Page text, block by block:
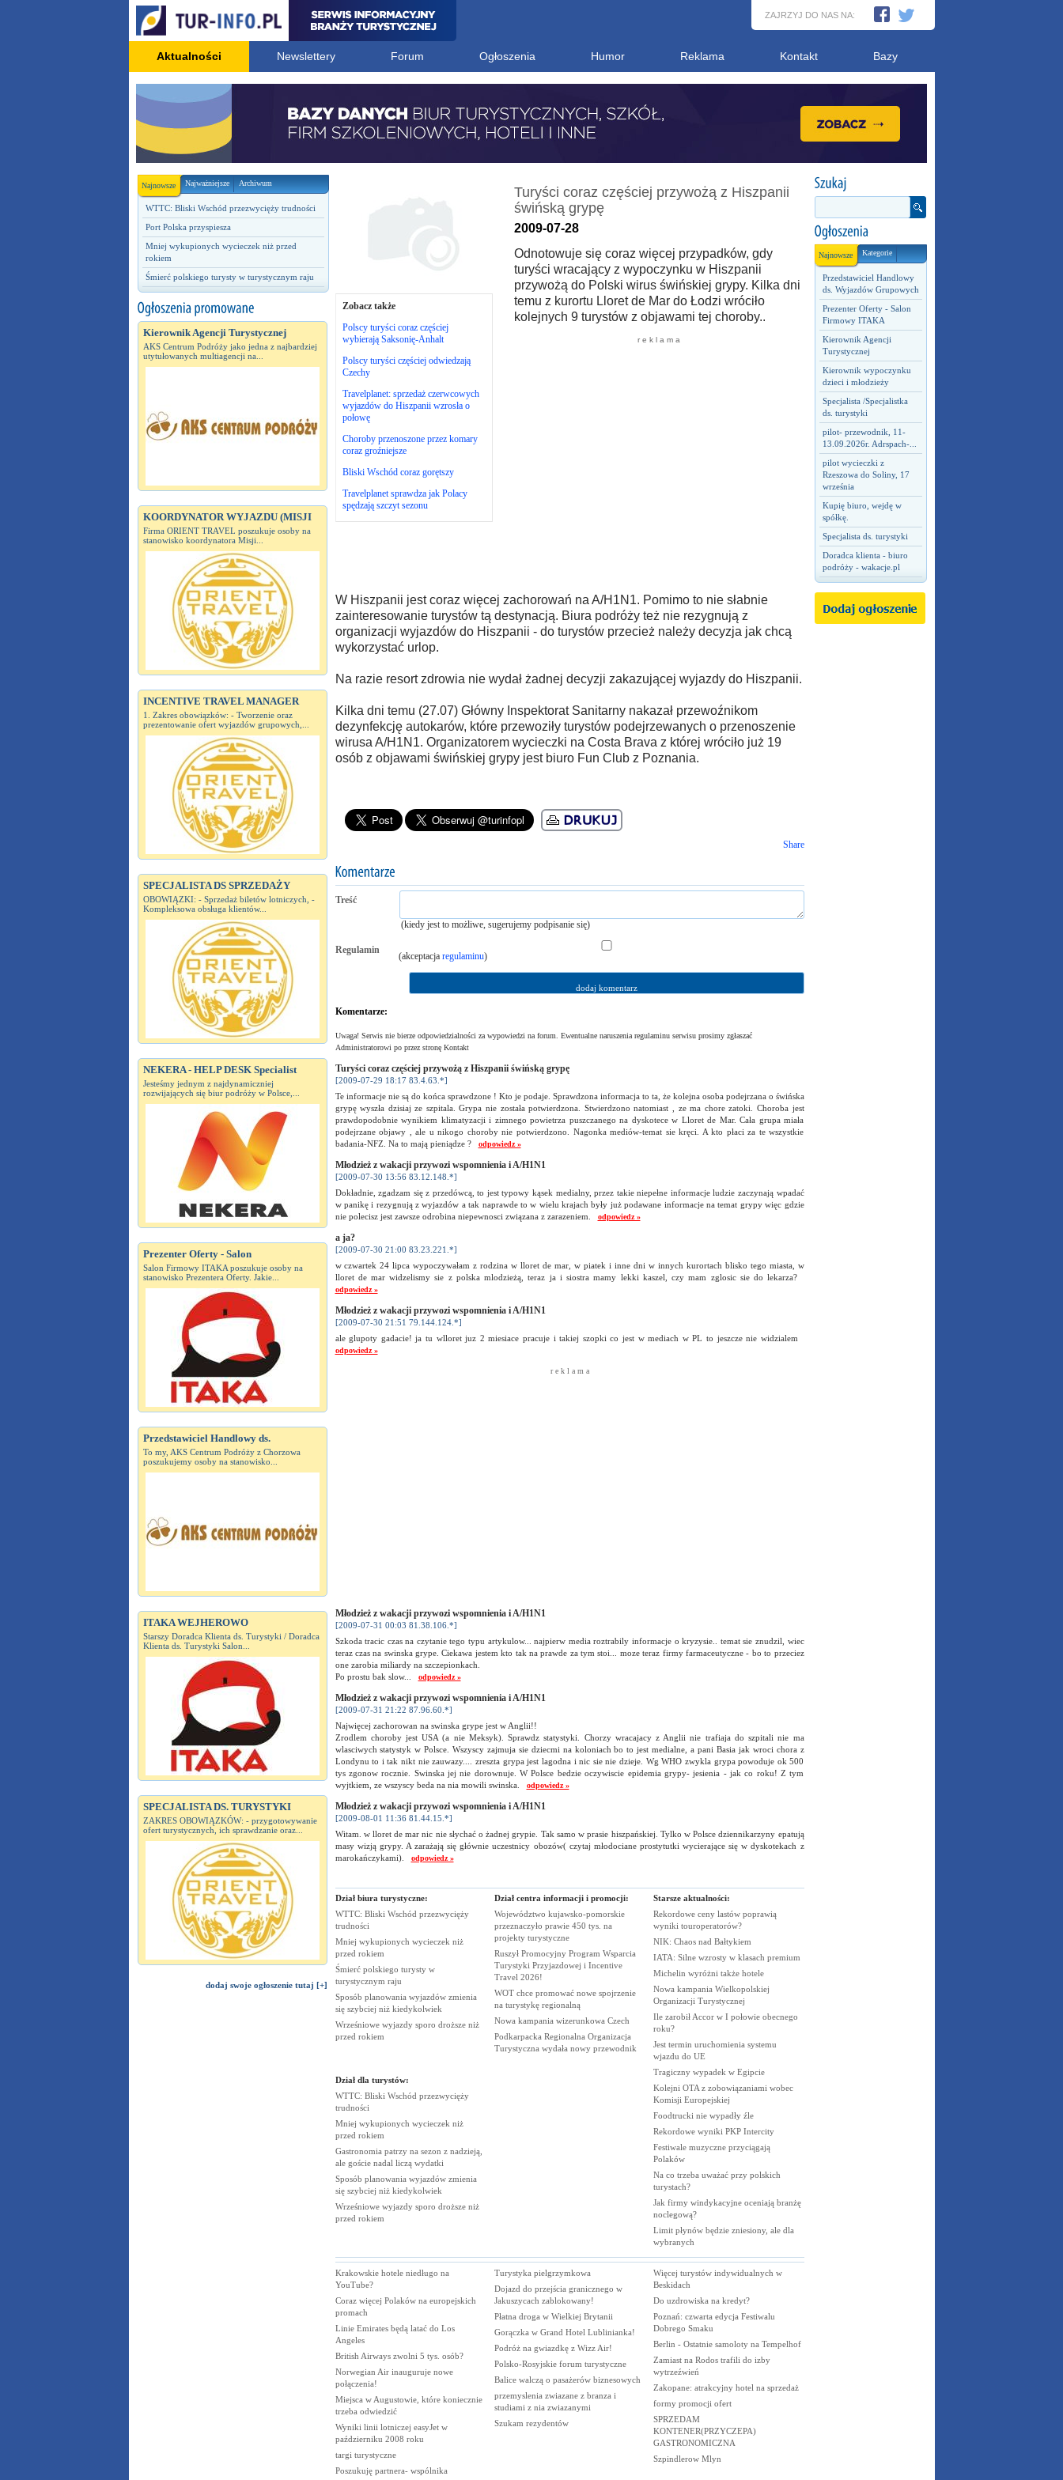
ZAJRZYJ DO NAS NA:
Aktualności Newslettery Forum Ogłoszenia Humor Reklama Kontakt Bazy
Najnowsze Najważniejsze Archiwum
WTTC: Bliski Wschód przezwycięży trudności
Port Polska przyspiesza
Mniej wykupionych wycieczek niż przed
rokiem
Śmierć polskiego turysty w turystycznym raju
Kierownik Agencji Turystycznej
AKS Centrum Podróży jako jedna z najbardziej
utytułowanych multiagencji na...
KOORDYNATOR WYJAZDU (MISJI
Firma ORIENT TRAVEL poszukuje osoby na
stanowisko koordynatora Misji...
INCENTIVE TRAVEL MANAGER
1. Zakres obowiązków: - Tworzenie oraz
prezentowanie ofert wyjazdów grupowych,...
SPECJALISTA DS SPRZEDAŻY
OBOWIĄZKI: - Sprzedaż biletów lotniczych, -
Kompleksowa obsługa klientów...
NEKERA - HELP DESK Specialist
Jesteśmy jednym z najdynamiczniej
rozwijających się biur podróży w Polsce,...
Prezenter Oferty - Salon
Salon Firmowy ITAKA poszukuje osoby na
stanowisko Prezentera Oferty. Jakie...
Przedstawiciel Handlowy ds.
To my, AKS Centrum Podróży z Chorzowa
poszukujemy osoby na stanowisko...
ITAKA WEJHEROWO
Starszy Doradca Klienta ds. Turystyki / Doradca
Klienta ds. Turystyki Salon...
SPECJALISTA DS. TURYSTYKI
ZAKRES OBOWIĄZKÓW: - przygotowywanie
ofert turystycznych, ich sprawdzanie oraz...
dodaj swoje ogłoszenie tutaj [+]
Najnowsze Kategorie
Przedstawiciel Handlowy
ds. Wyjazdów Grupowych
Prezenter Oferty - Salon
Firmowy ITAKA
Kierownik Agencji
Turystycznej
Kierownik wypoczynku
dzieci i młodzieży
Specjalista /Specjalistka
ds. turystyki
pilot- przewodnik, 11-
13.09.2026r. Adrspach-...
pilot wycieczki z
Rzeszowa do Soliny, 17
września
Kupię biuro, wejdę w
spółkę.
Specjalista ds. turystyki
Doradca klienta - biuro
podróży - wakacje.pl
Zobacz także
Polscy turyści coraz częściej
wybierają Saksonię-Anhalt
Polscy turyści częściej odwiedzają
Czechy
Travelplanet: sprzedaż czerwcowych
wyjazdów do Hiszpanii wzrosła o
połowę
Choroby przenoszone przez komary
coraz groźniejsze
Bliski Wschód coraz gorętszy
Travelplanet sprawdza jak Polacy
spędzają szczyt sezonu
Turyści coraz częściej przywożą z Hiszpanii
świńską grypę
2009-07-28
Odnotowuje się coraz więcej przypadków, gdy
turyści wracający z wypoczynku w Hiszpanii
przywożą do Polski wirus świńskiej grypy. Kilka dni
temu z kurortu Lloret de Mar do Łodzi wróciło
kolejnych 9 turystów z objawami tej choroby..
r e k l a m a
W Hiszpanii jest coraz więcej zachorowań na A/H1N1. Pomimo to nie słabnie
zainteresowanie turystów tą destynacją. Biura podróży też nie rezygnują z
organizacji wyjazdów do Hiszpanii - do turystów przecież należy decyzja jak chcą
wykorzystać urlop.
Na razie resort zdrowia nie wydał żadnej decyzji zakazującej wyjazdy do Hiszpanii.
Kilka dni temu (27.07) Główny Inspektorat Sanitarny nakazał przewoźnikom
dezynfekcję autokarów, które przewoziły turystów podejrzewanych o przenoszenie
wirusa A/H1N1. Organizatorem wycieczki na Costa Brava z której wróciło już 19
osób z objawami świńskiej grypy jest biuro Fun Club z Poznania.
Share
Treść
(kiedy jest to możliwe, sugerujemy podpisanie się)
Regulamin
(akceptacja regulaminu)
Komentarze:
Uwaga! Serwis nie bierze odpowiedzialności za wypowiedzi na forum. Ewentualne naruszenia regulaminu serwisu prosimy zgłaszać
Administratorowi po przez stronę Kontakt
Turyści coraz częściej przywożą z Hiszpanii świńską grypę
[2009-07-29 18:17 83.4.63.*]
Te informacje nie są do końca sprawdzone ! Kto je podaje. Sprawdzona informacja to ta, że kolejna osoba podejrzana o świńska
grypę wyszła dzisiaj ze szpitala. Grypa nie została potwierdzona. Stwierdzono natomiast , ze ma chore zatoki. Choroba jest
prawdopodobnie wynikiem klimatyzacji i zimnego powietrza puszczanego na dyskotece w Lloret de Mar. Cała grupa miała
podejrzane objawy , ale u nikogo choroby nie potwierdzono. Nagonka mediów-temat sie kręci. A kto płaci za te wszystkie
badania-NFZ. Na to mają pieniądze ? odpowiedz »
Młodzież z wakacji przywozi wspomnienia i A/H1N1
[2009-07-30 13:56 83.12.148.*]
Dokładnie, zgadzam się z przedówcą, to jest typowy kąsek medialny, przez takie niepełne informacje ludzie zaczynają wpadać
w panikę i rezygnują z wyjazdów a tak naprawde to w wielu krajach były już podawane informacje na temat grypy więc gdzie
nie polecisz jest zawsze odrobina niepewnosci związana z zarazeniem. odpowiedz »
a ja?
[2009-07-30 21:00 83.23.221.*]
w czwartek 24 lipca wypoczywałam z rodzina w lloret de mar, w piatek i inne dni w innych kurortach blisko tego miasta, w
lloret de mar widzelismy sie z polska mlodzieżą, teraz ja i siostra mamy lekki kaszel, czy mam zglosic sie do lekarza?
odpowiedz »
Młodzież z wakacji przywozi wspomnienia i A/H1N1
[2009-07-30 21:51 79.144.124.*]
ale glupoty gadacie! ja tu wlloret juz 2 miesiace pracuje i takiej szopki co jest w mediach w PL to jeszcze nie widzialem
odpowiedz »
r e k l a m a
Młodzież z wakacji przywozi wspomnienia i A/H1N1
[2009-07-31 00:03 81.38.106.*]
Szkoda tracic czas na czytanie tego typu artykulow... najpierw media roztrabily informacje o kryzysie.. temat sie znudzil, wiec
teraz czas na swinska grype. Ciekawa jestem kto tak na prawde za tym stoi... moze teraz firmy farmaceutyczne - bo to przeciez
one zarobia miliardy na szczepionkach.
Po prostu bak slow... odpowiedz »
Młodzież z wakacji przywozi wspomnienia i A/H1N1
[2009-07-31 21:22 87.96.60.*]
Najwięcej zachorowan na swinska grype jest w Anglii!!
Zrodlem choroby jest USA (a nie Meksyk). Sprawdz statystyki. Chorzy wracajacy z Anglii nie trafiaja do szpitali nie ma
wlasciwych statystyk w Polsce. Wszyscy zajmuja sie dziecmi na koloniach bo to jest medialne, a pani Basia jak wroci chora z
Londynu to i tak nikt nie zauwazy.... zreszta grypa jest lagodna i nic sie nie dzieje. Wg WHO zwykla grypa powoduje ok 500
tys zgonow rocznie. Swinska jej nie dorownuje. W Polsce bedzie oczywiscie epidemia grypy- jesienia - jak co roku! Z tym
wyjtkiem, ze wszyscy beda na nia mowili swinska. odpowiedz »
Młodzież z wakacji przywozi wspomnienia i A/H1N1
[2009-08-01 11:36 81.44.15.*]
Witam. w lloret de mar nic nie słychać o żadnej grypie. Tak samo w prasie hiszpańskiej. Tylko w Polsce dziennikarzyny epatują
masy wizją grypy. A zarażają się głównie uczestnicy obozów( czytaj młodociane prostytutki wycierające się w dyskotekach z
marokańczykami). odpowiedz »
Dział biura turystyczne:
WTTC: Bliski Wschód przezwycięży
trudności
Mniej wykupionych wycieczek niż
przed rokiem
Śmierć polskiego turysty w
turystycznym raju
Sposób planowania wyjazdów zmienia
się szybciej niż kiedykolwiek
Wrześniowe wyjazdy sporo droższe niż
przed rokiem
Dział dla turystów:
WTTC: Bliski Wschód przezwycięży
trudności
Mniej wykupionych wycieczek niż
przed rokiem
Gastronomia patrzy na sezon z nadzieją,
ale goście nadal liczą wydatki
Sposób planowania wyjazdów zmienia
się szybciej niż kiedykolwiek
Wrześniowe wyjazdy sporo droższe niż
przed rokiem
Dział centra informacji i promocji:
Województwo kujawsko-pomorskie
przeznaczyło prawie 450 tys. na
projekty turystyczne
Ruszył Promocyjny Program Wsparcia
Turystyki Przyjazdowej i Incentive
Travel 2026!
WOT chce promować nowe spojrzenie
na turystykę regionalną
Nowa kampania wizerunkowa Czech
Podkarpacka Regionalna Organizacja
Turystyczna wydała nowy przewodnik
Starsze aktualności:
Rekordowe ceny lastów poprawią
wyniki touroperatorów?
NIK: Chaos nad Bałtykiem
IATA: Silne wzrosty w klasach premium
Michelin wyróżni także hotele
Nowa kampania Wielkopolskiej
Organizacji Turystycznej
Ile zarobił Accor w I połowie obecnego
roku?
Jest termin uruchomienia systemu
wjazdu do UE
Tragiczny wypadek w Egipcie
Kolejni OTA z zobowiązaniami wobec
Komisji Europejskiej
Foodtrucki nie wypadły źle
Rekordowe wyniki PKP Intercity
Festiwale muzyczne przyciągają
Polaków
Na co trzeba uważać przy polskich
turystach?
Jak firmy windykacyjne oceniają branżę
noclegową?
Limit płynów będzie zniesiony, ale dla
wybranych
Krakowskie hotele niedługo na
YouTube?
Coraz więcej Polaków na europejskich
promach
Linie Emirates będą latać do Los
Angeles
British Airways zwolni 5 tys. osób?
Norwegian Air inauguruje nowe
połączenia!
Miejsca w Augustowie, które koniecznie
trzeba odwiedzić
Wyniki linii lotniczej easyJet w
październiku 2008 roku
targi turystyczne
Poszukuję partnera- wspólnika
Turystyka pielgrzymkowa
Dojazd do przejścia granicznego w
Jakuszycach zablokowany!
Płatna droga w Wielkiej Brytanii
Gorączka w Grand Hotel Lublinianka!
Podróż na gwiazdkę z Wizz Air!
Polsko-Rosyjskie forum turystyczne
Balice walczą o pasażerów biznesowych
przemyslenia zwiazane z branza i
studiami z nia zwiazanymi
Szukam rezydentów
Więcej turystów indywidualnych w
Beskidach
Do uzdrowiska na kredyt?
Poznań: czwarta edycja Festiwalu
Dobrego Smaku
Berlin - Ostatnie samoloty na Tempelhof
Zamiast na Rodos trafili do izby
wytrzeźwień
Zakopane: atrakcyjny hotel na sprzedaż
formy promocji ofert
SPRZEDAM
KONTENER(PRZYCZEPA)
GASTRONOMICZNA
Szpindlerow Mlyn